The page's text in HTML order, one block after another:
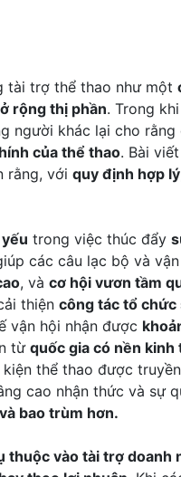
tài trợ thể thao như một
rộng thị phần. Trong
người khác lại cho
của thể thao. Bài
rằng, với quy định hợp lý
trong việc thúc đẩy
các câu lạc bộ và
, và cơ hội vươn tầm
thiện công tác tổ chức
vận hội nhận được
từquốc gia có nền kinh
kiện thể thao được
cao nhận thức và sự
bao trùm hơn.
thuộc vào tài trợ doanh